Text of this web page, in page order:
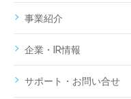
事業紹介
企業・IR情報
サポート・お問い合せ